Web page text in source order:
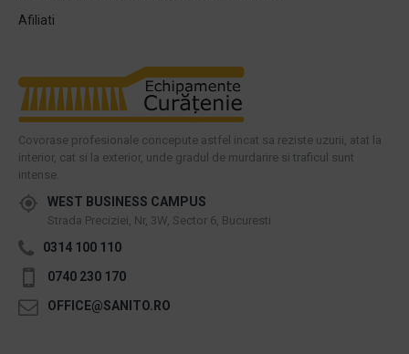
Afiliati
Covorase profesionale concepute astfel incat sa reziste uzurii, atat la
interior, cat si la exterior, unde gradul de murdarire si traficul sunt
intense.
WEST BUSINESS CAMPUS
Strada Preciziei, Nr, 3W, Sector 6, Bucuresti
0314 100 110
0740 230 170
OFFICE@SANITO.RO